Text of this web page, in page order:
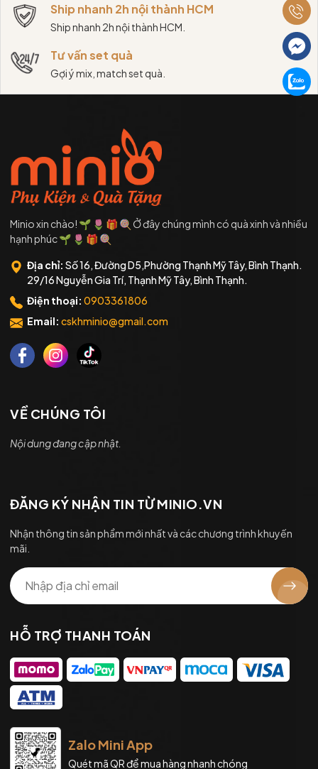
Ship nhanh 2h nội thành HCM
Ship nhanh 2h nội thành HCM.
Tư vấn set quà
Gợi ý mix, match set quà.
Minio xin chào! 🌱 🌷 🎁 🍭 Ở đây chúng mình có quà xinh và nhiều
hạnh phúc 🌱 🌷 🎁 🍭
Địa chỉ: Số 16, Đường D5,Phường Thạnh Mỹ Tây, Bình Thạnh.
29/16 Nguyễn Gia Trí, Thạnh Mỹ Tây, Bình Thạnh.
Điện thoại: 0903361806
Email: cskhminio@gmail.com
VỀ CHÚNG TÔI
Nội dung đang cập nhật.
ĐĂNG KÝ NHẬN TIN TỪ MINIO.VN
Nhận thông tin sản phẩm mới nhất và các chương trình khuyến
mãi.
HỖ TRỢ THANH TOÁN
Zalo Mini App
Quét mã QR để mua hàng nhanh chóng